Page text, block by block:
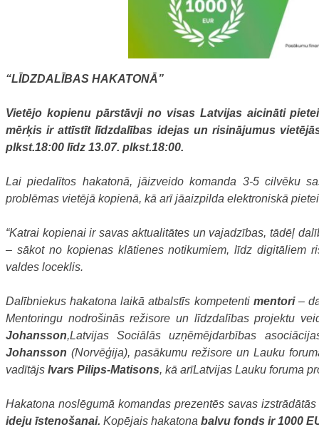
“LĪDZDALĪBAS HAKATONĀ”
Vietējo kopienu pārstāvji no visas Latvijas aicināti
mērķis ir attīstīt līdzdalības idejas un risinājumus
plkst.18:00 līdz 13.07. plkst.18:00.
Lai piedalītos hakatonā, jāizveido komanda 3-5 cilvēku
problēmas vietējā kopienā, kā arī jāaizpilda elektroniskā
“Katrai kopienai ir savas aktualitātes un vajadzības, tādēļ
– sākot no kopienas klātienes notikumiem, līdz digitāliem
valdes loceklis.
Dalībniekus hakatona laikā atbalstīs kompetenti mentori–
Mentoringu nodrošinās režisore un līdzdalības projektu
Johansson,Latvijas Sociālās uzņēmējdarbības
Johansson (Norvēģija), pasākumu režisore un Lauku
vadītājs Ivars Pilips-Matisons, kā arīLatvijas Lauku foruma
Hakatona noslēgumā komandas prezentēs savas
ideju īstenošanai. Kopējais hakatona balvu fonds ir 1000